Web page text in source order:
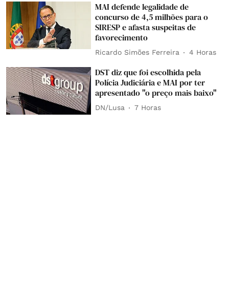
MAI defende legalidade de
concurso de 4,5 milhões para o
SIRESP e afasta suspeitas de
favorecimento
Ricardo Simões Ferreira 4 Horas
DST diz que foi escolhida pela
Polícia Judiciária e MAI por ter
apresentado "o preço mais baixo"
DN/Lusa 7 Horas